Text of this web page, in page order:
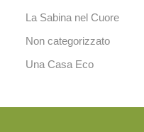
La Sabina nel Cuore
Non categorizzato
Una Casa Eco